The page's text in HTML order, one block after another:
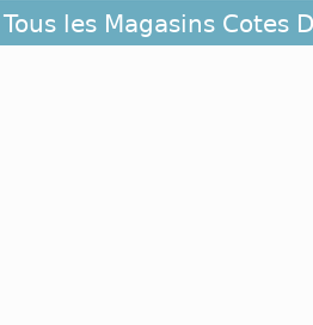
bassin d'emplois. On peut
possède la plus
Tous les Magasins Cotes